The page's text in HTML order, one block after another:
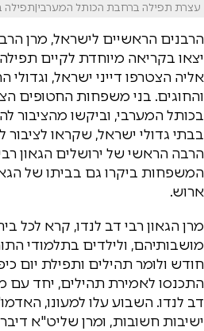
עצרת תפילה ברחבת הכותל המערבי|תפילה בכותל 2|תפילה
הרבנים הראשיים לישראל, מרן הרב
יצאו בקריאה מיוחדת לקיים
אליה הצטרפו דייני ישראל,
והחוגים. בני משפחות החטופים
בכותל המערבי, וביקשו מהציבור
בבתי גדולי ישראל, שקראו
הרבה הראשי של ירושלים הגאון
המשפחות ביקרו גם בביתו של
ארוש.
מרן הגאון רבי דב לנדו, קרא לכל
מושבותיהם, ולילדים בתלמודי
חודש ולומר תהילים ותפילת יום
התכנסו לאמירת תהילים, יחד עם
דב לנדו. השבוע עלו למעונו,
ישיבות חשובות, ומרן שליט"א